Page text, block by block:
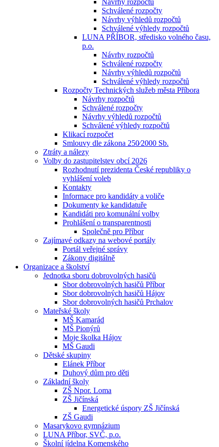
Návrhy rozpočtů
Schválené rozpočty
Návrhy výhledů rozpočtů
Schválené výhledy rozpočtů
LUNA PŘÍBOR, středisko volného času,
p.o.
Návrhy rozpočtů
Schválené rozpočty
Návrhy výhledů rozpočtů
Schválené výhledy rozpočtů
Rozpočty Technických služeb města Příbora
Návrhy rozpočtů
Schválené rozpočty
Návrhy výhledů rozpočtů
Schválené výhledy rozpočtů
Klikací rozpočet
Smlouvy dle zákona 250⁄2000 Sb.
Ztráty a nálezy
Volby do zastupitelstev obcí 2026
Rozhodnutí prezidenta České republiky o
vyhlášení voleb
Kontakty
Informace pro kandidáty a voliče
Dokumenty ke kandidatuře
Kandidáti pro komunální volby
Prohlášení o transparentnosti
Společně pro Příbor
Zajímavé odkazy na webové portály
Portál veřejné správy
Zákony digitálně
Organizace a školství
Jednotka sboru dobrovolných hasičů
Sbor dobrovolných hasičů Příbor
Sbor dobrovolných hasičů Hájov
Sbor dobrovolných hasičů Prchalov
Mateřské školy
MŠ Kamarád
MŠ Pionýrů
Moje školka Hájov
MŠ Gaudi
Dětské skupiny
Elánek Příbor
Duhový dům pro děti
Základní školy
ZŠ Npor. Loma
ZŠ Jičínská
Energetické úspory ZŠ Jičínská
ZŠ Gaudi
Masarykovo gymnázium
LUNA Příbor, SVČ, p.o.
Školní jídelna Komenského